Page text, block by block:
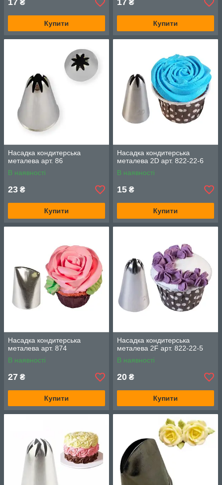
17 ₴
Купити
17 ₴
Купити
Насадка кондитерська
металева арт. 86
В наявності
23 ₴
Купити
Насадка кондитерська
металева 2D арт. 822-22-6
В наявності
15 ₴
Купити
Насадка кондитерська
металева арт. 874
В наявності
27 ₴
Купити
Насадка кондитерська
металева 2F арт. 822-22-5
В наявності
20 ₴
Купити